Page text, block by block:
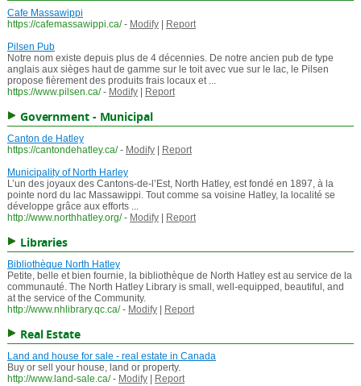
Cafe Massawippi
https://cafemassawippi.ca/ - Modify|
Report
Pilsen Pub
Notre nom existe depuis plus de 4 décennies. De notre ancien pub de type
anglais aux sièges haut de gamme sur le toit avec vue sur le lac, le Pilsen
propose fièrement des produits frais locaux et ...
https://www.pilsen.ca/ - Modify| Report
Government - Municipal
Canton de Hatley
https://cantondehatley.ca/ - Modify|
Report
Municipality of North Harley
L’un des joyaux des Cantons-de-l’Est, North Hatley, est fondé en 1897, à la
pointe nord du lac Massawippi. Tout comme sa voisine Hatley, la localité se
développe grâce aux efforts ...
http://www.northhatley.org/ - Modify| Report
Libraries
Bibliothèque North Hatley
Petite, belle et bien fournie, la bibliothèque de North Hatley est au service de la
communauté. The North Hatley Library is small, well-equipped, beautiful, and
at the service of the Community.
http://www.nhlibrary.qc.ca/ - Modify| Report
Real Estate
Land and house for sale - real estate in Canada
Buy or sell your house, land or property.
http://www.land-sale.ca/ - Modify| Report